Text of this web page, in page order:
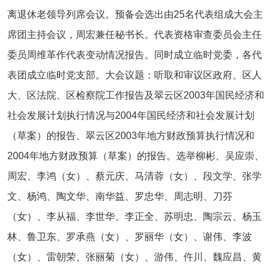
离退休老领导列席会议。预备会选出由25名代表组成大会主
席团主持会议，周宏兼任秘书长。代表资格审查委员会主任
委员周维革作代表变动情况报告。同时成立临时党委，各代
表团成立临时党支部。大会议题：听取和审议区政府、区人
大、区法院、区检察院工作报告及翠云区2003年国民经济和
社会发展计划执行情况与2004年国民经济和社会发展计划
（草案）的报告、翠云区2003年地方财政预算执行情况和
2004年地方财政预算（草案）的报告。选举柳彬、吴应崇、
周宏、李鸿（女）、蔡元庆、马清蓉（女）、段文学、张学
文、杨鸿、陶文华、南华益、罗忠华、周志明、刀芬
（女）、李从福、李世华、李正全、苏明忠、陶宗云、杨玉
林、鲁卫东、罗承燕（女）、罗丽华（女）、谢伟、李波
（女）、雷朝荣、张丽菊（女）、游伟、仵川、魏应昌、黄